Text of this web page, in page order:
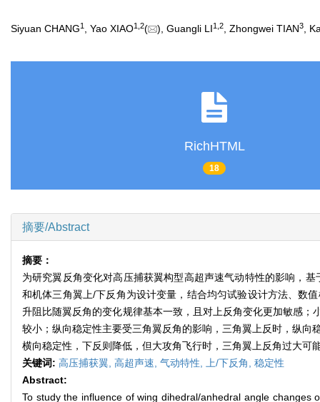
Siyuan CHANG1 , Yao XIAO1 2( ), Guangli LI1 2 , Zhongwei TIAN3 ,
RichHTML
18
摘要/Abstract
摘要：
为研究翼反角变化对高压捕获翼构型高超声速气动特性的影响，
和机体三角翼上/下反角为设计变量，结合均匀试验设计方法、数
升阻比随翼反角的变化规律基本一致，且对上反角变化更加敏感
较小；纵向稳定性主要受三角翼反角的影响，三角翼上反时，纵
横向稳定性，下反则降低，但大攻角飞行时，三角翼上反角过大可
关键词: 高压捕获翼, 高超声速, 气动特性, 上/下反角, 稳定性
Abstract:
To study the influence of wing dihedral/anhedral angle